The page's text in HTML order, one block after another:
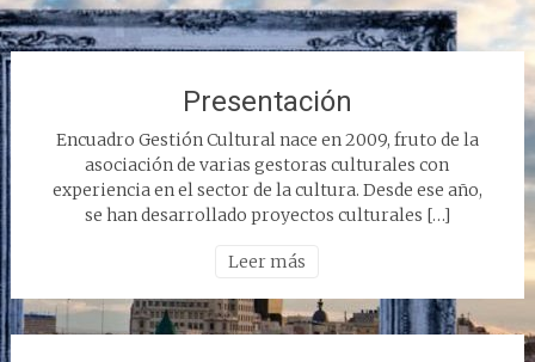
Presentación
Encuadro Gestión Cultural nace en 2009, fruto de la
asociación de varias gestoras culturales con
experiencia en el sector de la cultura. Desde ese año,
se han desarrollado proyectos culturales […]
Leer más